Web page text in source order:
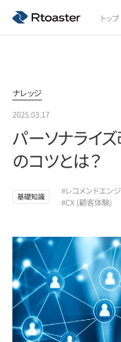
トップ
ナレッジ
2025.03.17
パーソナライ
のコツとは？
基礎知識
#レコメンドエン
#CX (顧客体験)